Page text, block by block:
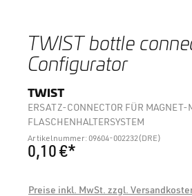
TWIST bottle
Configurator
TWIST
ERSATZ-CONNECTOR FÜR MAGNET-
FLASCHENHALTERSYSTEM
Artikelnummer: 09604-002232(DRE)
0,10 €*
Preise inkl. MwSt. zzgl.